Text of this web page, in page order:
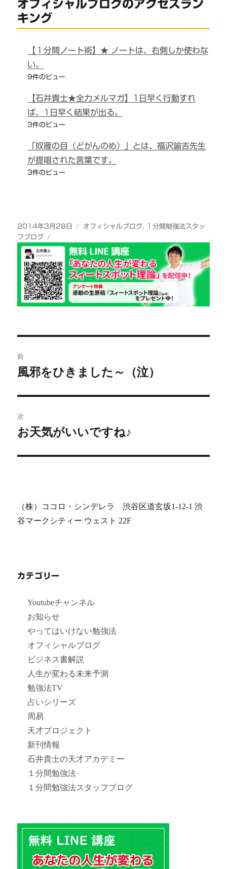
オフィシャルブログのアクセスラン
キング
【１分間ノート術】★ ノートは、右側しか使わな
い。
9件のビュー
【石井貴士★全力メルマガ】1日早く行動すれ
ば、1日早く結果が出る。
3件のビュー
「奴雁の目（どがんのめ）」とは、福沢諭吉先生
が提唱された言葉です。
3件のビュー
投
稿
日:
2014年3月28日
カ
ゴ
リ
ー
オフィシャルブログ,
１分間勉強法スタッ
フブログ
稿
ビ
ゲ
ー
ン
前
前
稿:
風邪をひきました～（泣）
次
次
お天気がいいですね♪
（株）ココロ・シンデレラ 渋谷区道玄坂1-12-1 渋
谷マークシティー ウェスト 22F
カテゴリー
Youtubeチャンネル
お知らせ
やってはいけない勉強法
オフィシャルブログ
ビジネス書解説
人生が変わる未来予測
勉強法TV
占いシリーズ
周易
天才プロジェクト
新刊情報
石井貴士の天才アカデミー
１分間勉強法
１分間勉強法スタッフブログ